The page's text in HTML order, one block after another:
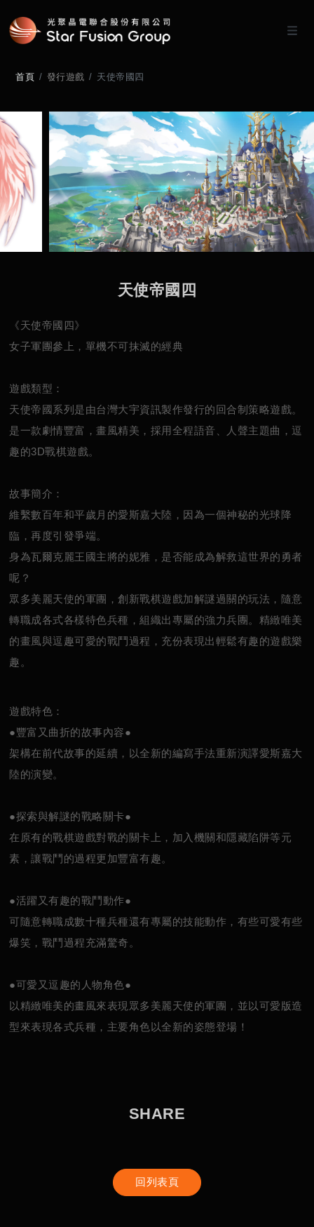
首頁 發行遊戲 天使帝國四
天使帝 國 四
《天使帝國四》
女子軍團參上，單機不可抹滅的經典
遊戲類型：
天使帝國系列是由台灣大宇資訊製作發行的回合制策略遊戲。
是一款劇情豐富，畫風精美，採用全程語音、人聲主題曲，逗
趣的3D戰棋遊戲。
故事簡介：
維繫數百年和平歲月的愛斯嘉大陸，因為一個神秘的光球降
臨，再度引發爭端。
身為瓦爾克麗王國主將的妮雅，是否能成為解救這世界的勇者
呢？
眾多美麗天使的軍團，創新戰棋遊戲加解謎過關的玩法，隨意
轉職成各式各樣特色兵種，組織出專屬的強力兵團。精緻唯美
的畫風與逗趣可愛的戰鬥過程，充份表現出輕鬆有趣的遊戲樂
趣。
遊戲特色：
●豐富又曲折的故事內容●
架構在前代故事的延續，以全新的編寫手法重新演譯愛斯嘉大
陸的演變。
●探索與解謎的戰略關卡●
在原有的戰棋遊戲對戰的關卡上，加入機關和隱藏陷阱等元
素，讓戰鬥的過程更加豐富有趣。
●活躍又有趣的戰鬥動作●
可隨意轉職成數十種兵種還有專屬的技能動作，有些可愛有些
爆笑，戰鬥過程充滿驚奇。
●可愛又逗趣的人物角色●
以精緻唯美的畫風來表現眾多美麗天使的軍團，並以可愛版造
型來表現各式兵種，主要角色以全新的姿態登場！
SHARE
回列表頁